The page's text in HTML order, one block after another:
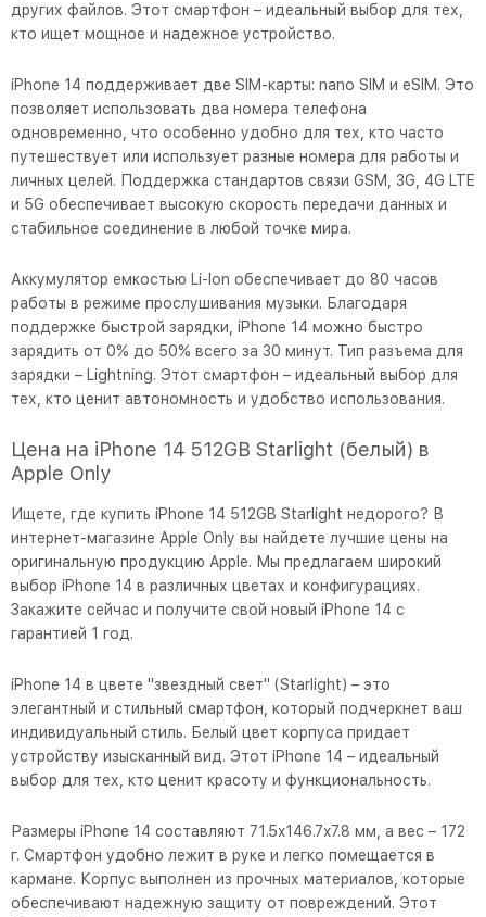
других файлов. Этот смартфон – идеальный выбор для тех,
кто ищет мощное и надежное устройство.
iPhone 14 поддерживает две SIM-карты: nano SIM и eSIM. Это
позволяет использовать два номера телефона
одновременно, что особенно удобно для тех, кто часто
путешествует или использует разные номера для работы и
личных целей. Поддержка стандартов связи GSM, 3G, 4G LTE
и 5G обеспечивает высокую скорость передачи данных и
стабильное соединение в любой точке мира.
Аккумулятор емкостью Li-Ion обеспечивает до 80 часов
работы в режиме прослушивания музыки. Благодаря
поддержке быстрой зарядки, iPhone 14 можно быстро
зарядить от 0% до 50% всего за 30 минут. Тип разъема для
зарядки – Lightning. Этот смартфон – идеальный выбор для
тех, кто ценит автономность и удобство использования.
Цена на iPhone 14 512GB Starlight (белый) в
Apple Only
Ищете, где купить iPhone 14 512GB Starlight недорого? В
интернет-магазине Apple Only вы найдете лучшие цены на
оригинальную продукцию Apple. Мы предлагаем широкий
выбор iPhone 14 в различных цветах и конфигурациях.
Закажите сейчас и получите свой новый iPhone 14 с
гарантией 1 год.
iPhone 14 в цвете "звездный свет" (Starlight) – это
элегантный и стильный смартфон, который подчеркнет ваш
индивидуальный стиль. Белый цвет корпуса придает
устройству изысканный вид. Этот iPhone 14 – идеальный
выбор для тех, кто ценит красоту и функциональность.
Размеры iPhone 14 составляют 71.5x146.7x7.8 мм, а вес – 172
г. Смартфон удобно лежит в руке и легко помещается в
кармане. Корпус выполнен из прочных материалов, которые
обеспечивают надежную защиту от повреждений. Этот